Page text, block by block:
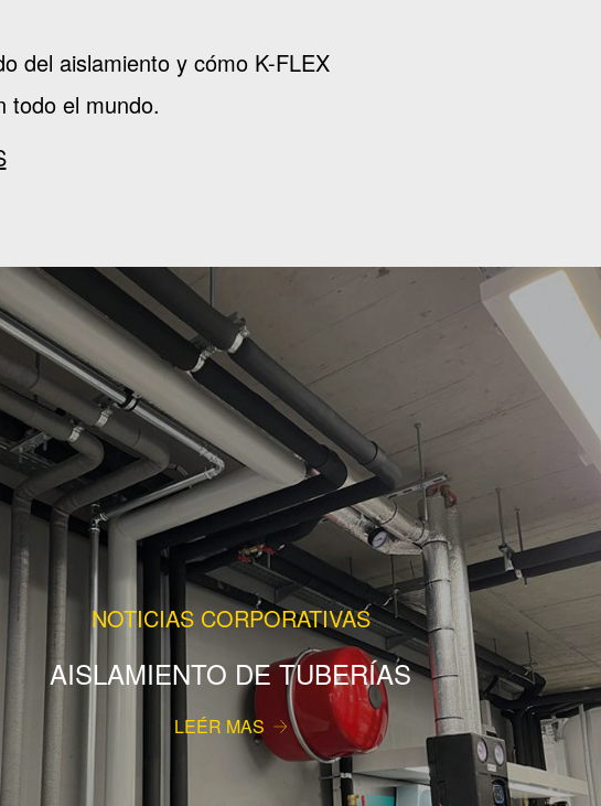
del aislamiento y cómo K-FLEX
todo el mundo.
NOTICIAS CORPORATIVAS
AISLAMIENTO DE TUBERÍAS
LEÉR MAS